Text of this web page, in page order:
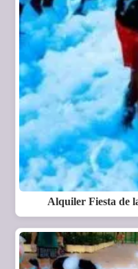
Alquiler Fiesta de